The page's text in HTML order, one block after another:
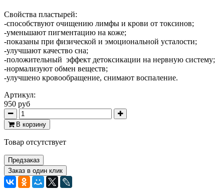
Свойства пластырей:
-способствуют очищению лимфы и крови от токсинов;
-уменьшают пигментацию на коже;
-показаны при физической и эмоциональной усталости;
-улучшают качество сна;
-положительный эффект детоксикации на нервную систему;
-нормализуют обмен веществ;
-улучшено кровообращение, снимают воспаление.
Артикул:
950 руб
В корзину
Товар отсутствует
Предзаказ
Заказ в один клик